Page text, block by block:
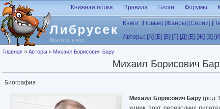
Перейти к основному содержанию
Либрусек
Много книг
Книжная полка Правила Блоги Форумы
Книги: [Новые] [Жанры] [Серии]
Авторы: [А] [Б] [В] [Г] [Д] [Е] [Ж] [З]
Вы здесь
Главная » Авторы » Михаил Борисович Бару
Михаил Борисович
Биография
Михаил Борисович Бару (род.